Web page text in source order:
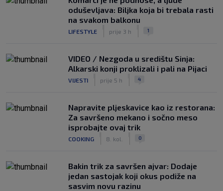
oduševljava: Biljka koja bi trebala rasti
na svakom balkonu
LIFESTYLE prije 3 h 1
VIDEO / Nezgoda u središtu Sinja:
Alkarski konji proklizali i pali na Pijaci
VIJESTI prije 5 h 4
Napravite pljeskavice kao iz restorana:
Za savršeno mekano i sočno meso
isprobajte ovaj trik
COOKING 8. kol. 0
Bakin trik za savršen ajvar: Dodaje
jedan sastojak koji okus podiže na
sasvim novu razinu